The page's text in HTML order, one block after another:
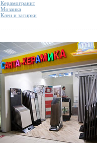
Керамогранит
Мозаика
Клеи и затирки